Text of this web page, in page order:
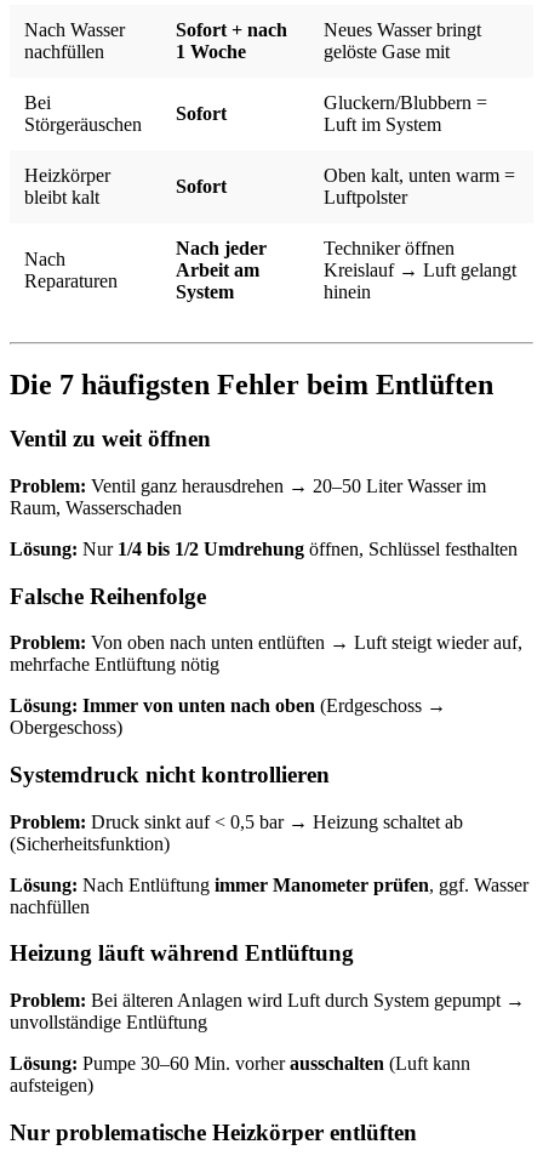
Nach Wasser
nachfüllen
Sofort + nach
1 Woche
Neues Wasser bringt
gelöste Gase mit
Bei
Störgeräuschen
Sofort
Gluckern/Blubbern =
Luft im System
Heizkörper
bleibt kalt
Sofort
Oben kalt, unten warm =
Luftpolster
Nach
Reparaturen
Nach jeder
Arbeit am
System
Techniker öffnen
Kreislauf → Luft gelangt
hinein
Die 7 häufigsten Fehler beim Entlüften
Ventil zu weit öffnen
Problem: Ventil ganz herausdrehen → 20–50 Liter Wasser im
Raum, Wasserschaden
Lösung: Nur 1/4 bis 1/2 Umdrehung öffnen, Schlüssel festhalten
Falsche Reihenfolge
Problem: Von oben nach unten entlüften → Luft steigt wieder auf,
mehrfache Entlüftung nötig
Lösung: Immer von unten nach oben (Erdgeschoss →
Obergeschoss)
Systemdruck nicht kontrollieren
Problem: Druck sinkt auf < 0,5 bar → Heizung schaltet ab
(Sicherheitsfunktion)
Lösung: Nach Entlüftung immer Manometer prüfen, ggf. Wasser
nachfüllen
Heizung läuft während Entlüftung
Problem: Bei älteren Anlagen wird Luft durch System gepumpt →
unvollständige Entlüftung
Lösung: Pumpe 30–60 Min. vorherausschalten (Luft kann
aufsteigen)
Nur problematische Heizkörper entlüften